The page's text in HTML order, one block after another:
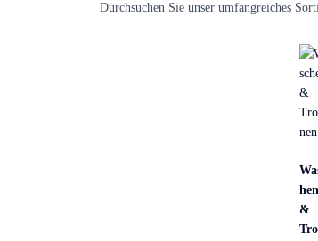
Durchsuchen Sie unser umfangreiches
hen
&